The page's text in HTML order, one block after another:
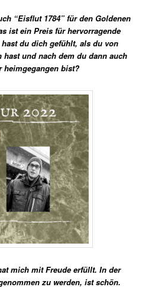
“Eisflut 1784” für den Goldenen
ist ein Preis für hervorragende
du dich gefühlt, als du von
und nach dem du dann auch
heimgegangen bist?
mich mit Freude erfüllt. In der
zu werden, ist schön.